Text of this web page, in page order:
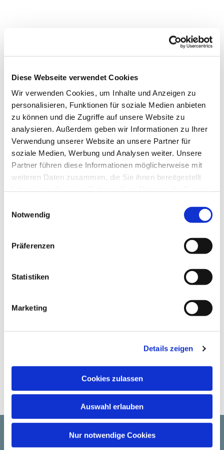
Diese Webseite verwendet Cookies
Wir verwenden Cookies, um Inhalte und Anzeigen zu
personalisieren, Funktionen für soziale Medien anbieten
zu können und die Zugriffe auf unsere Website zu
analysieren. Außerdem geben wir Informationen zu Ihrer
Verwendung unserer Website an unsere Partner für
soziale Medien, Werbung und Analysen weiter. Unsere
Partner führen diese Informationen möglicherweise mit
weiteren Daten zusammen, die Sie ihnen bereitgestellt
Notwendig
Präferenzen
Statistiken
Marketing
Details zeigen
Cookies zulassen
Auswahl erlauben
Nur notwendige Cookies
Dies könnte Sie auch
interessieren
Startseite